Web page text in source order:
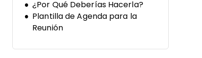
¿Por Qué Deberías Hacerla?
Plantilla de Agenda para la
Reunión